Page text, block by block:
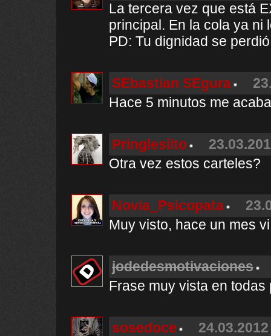
La tercera vez que está
principal. En la cola ya ni
PD: Tu dignidad se
SEbastian SEgura
Hace 5 minutos me
Pringlesiito
Otra vez estos carteles?
Novia_Psicopata
Muy visto, hace un mes
jodedesmotivaciones
Frase muy vista en todas
sosedoce